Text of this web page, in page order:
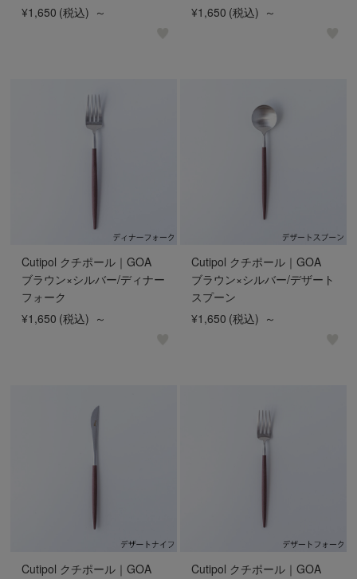
¥1,650 (税込) ～
¥1,650 (税込) ～
Cutipol クチポール｜GOA
ブラウン×シルバー/ディナー
フォーク
¥1,650 (税込) ～
Cutipol クチポール｜GOA
ブラウン×シルバー/デザート
スプーン
¥1,650 (税込) ～
Cutipol クチポール｜GOA
Cutipol クチポール｜GOA